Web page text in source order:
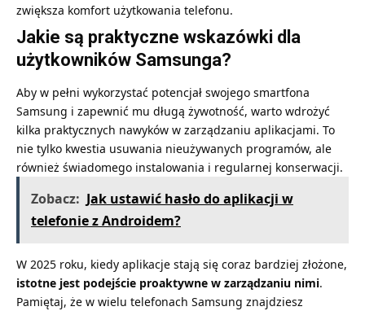
zwiększa komfort użytkowania telefonu.
Jakie są praktyczne wskazówki dla
użytkowników Samsunga?
Aby w pełni wykorzystać potencjał swojego smartfona
Samsung i zapewnić mu długą żywotność, warto wdrożyć
kilka praktycznych nawyków w zarządzaniu aplikacjami. To
nie tylko kwestia usuwania nieużywanych programów, ale
również świadomego instalowania i regularnej konserwacji.
Zobacz: Jak ustawić hasło do aplikacji w
telefonie z Androidem?
W 2025 roku, kiedy aplikacje stają się coraz bardziej złożone,
istotne jest podejście proaktywne w zarządzaniu nimi.
Pamiętaj, że w wielu telefonach Samsung znajdziesz